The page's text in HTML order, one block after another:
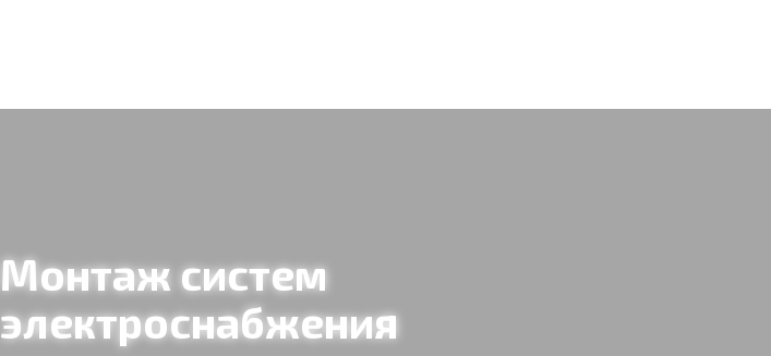
Монтаж систем
электроснабжения